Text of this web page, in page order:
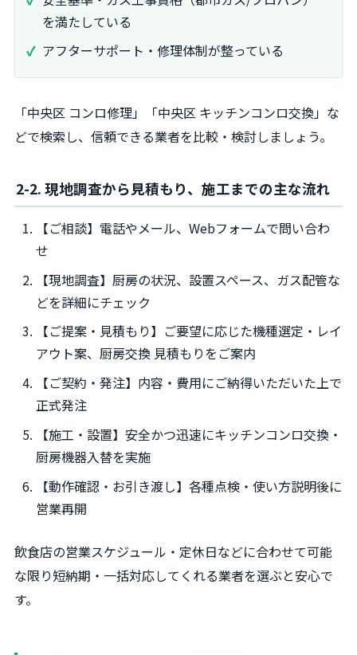
を満たしている
アフターサポート・修理体制が整っている
「中央区 コンロ修理」「中央区 キッチンコンロ交換」な
どで検索し、信頼できる業者を比較・検討しましょう。
2-2. 現地調査から見積もり、施工までの主な流れ
【ご相談】電話やメール、Webフォームで問い合わ
せ
【現地調査】厨房の状況、設置スペース、ガス配管な
どを詳細にチェック
【ご提案・見積もり】ご要望に応じた機種選定・レイ
アウト案、厨房交換 見積もりをご案内
【ご契約・発注】内容・費用にご納得いただいた上で
正式発注
【施工・設置】安全かつ迅速にキッチンコンロ交換・
厨房機器入替を実施
【動作確認・お引き渡し】各種点検・使い方説明後に
営業再開
飲食店の営業スケジュール・定休日などに合わせて可能
な限り短納期・一括対応してくれる業者を選ぶと安心で
す。